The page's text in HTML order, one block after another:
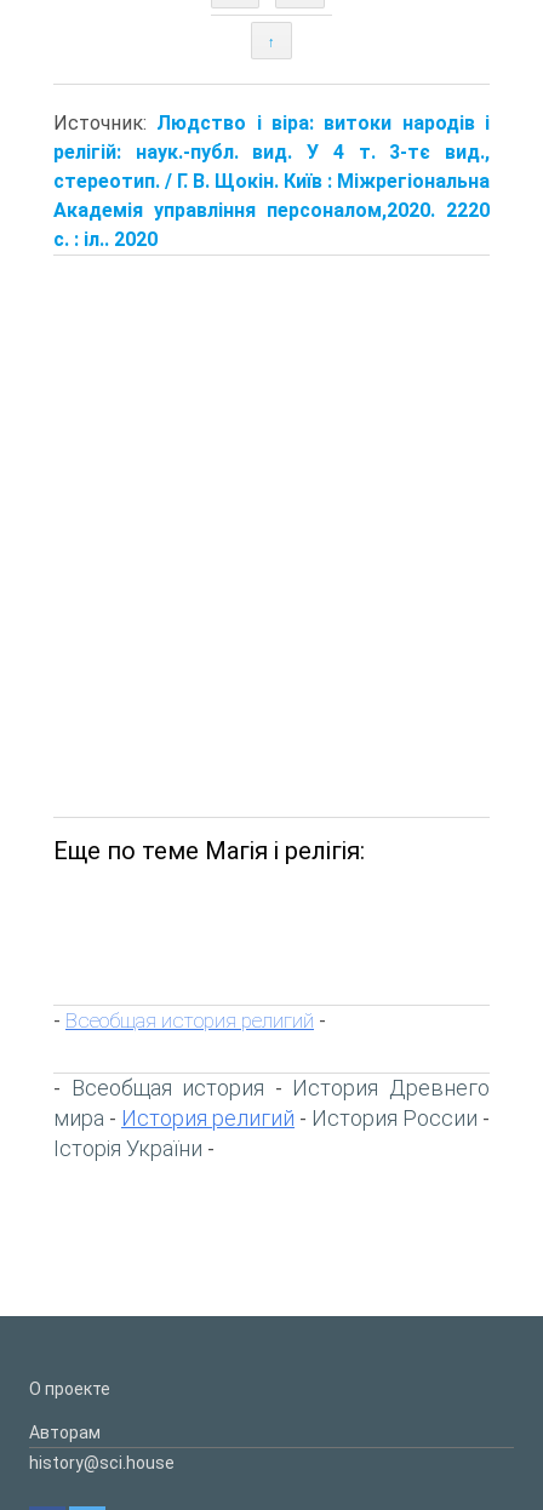
↑
Источник: Людство і віра: витоки народів і
релігій: наук.-публ. вид. У 4 т. 3-тє вид.,
стереотип. / Г. В. Щокін. Київ : Міжрегіональна
Академія управління персоналом,2020. 2220
с. : іл.. 2020
Еще по теме Магія і релігія:
- Всеобщая история религий -
- Всеобщая история - История Древнего
мира - История религий - История России -
Історія України -
О проекте
Авторам
history@sci.house